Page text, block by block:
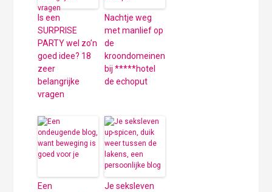
Is een
SURPRISE
PARTY wel zo’n
goed idee? 18
zeer
belangrijke
vragen
Nachtje weg
met manlief op
de
kroondomeinen
bij *****hotel
de echoput
Een
Je seksleven